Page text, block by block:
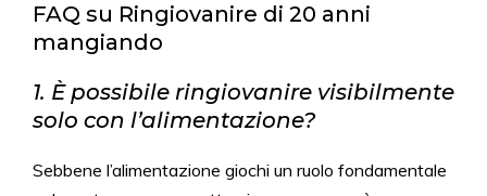
FAQ su Ringiovanire di 20 anni
mangiando
1. È possibile ringiovanire visibilmente
solo con l’alimentazione?
Sebbene l’alimentazione giochi un ruolo fondamentale